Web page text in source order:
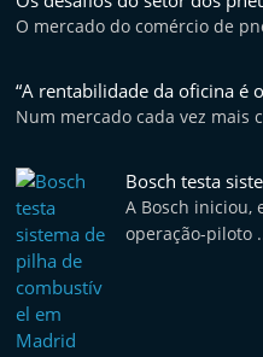
O mercado do comércio de
“A rentabilidade da oficina é
Num mercado cada vez mais
Bosch testa
A Bosch iniciou,
operação-piloto